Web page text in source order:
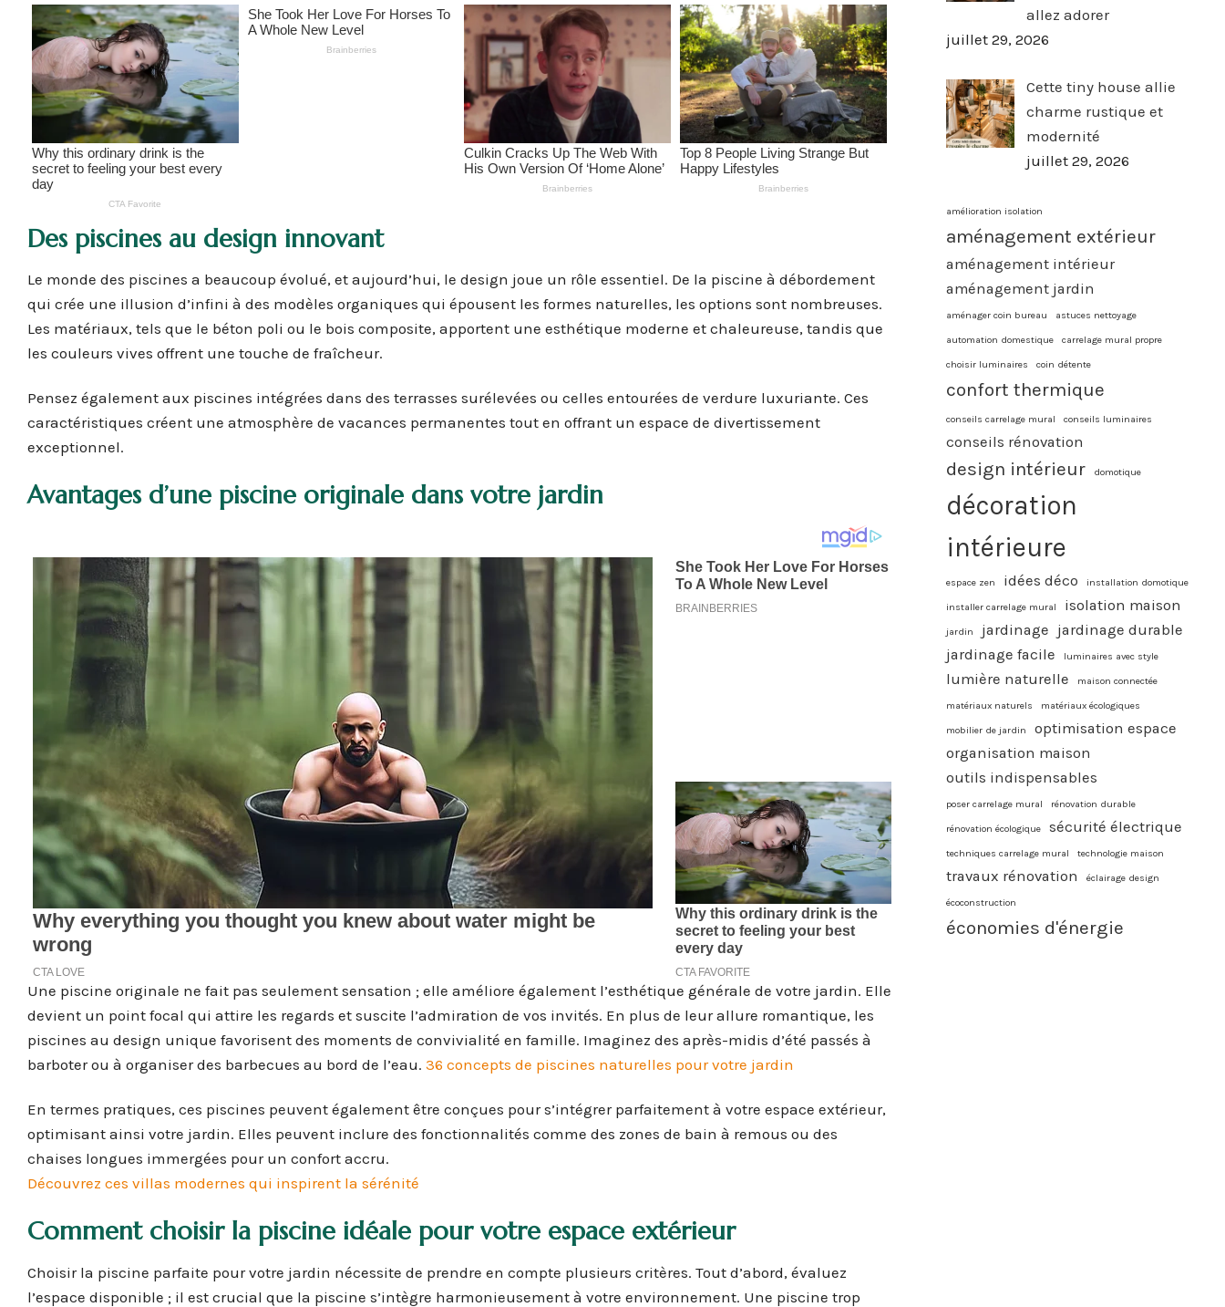
Des piscines au design innovant
Le monde des piscines a beaucoup évolué, et aujourd’hui, le design joue un rôle essentiel. De la piscine à débordement
qui crée une illusion d’infini à des modèles organiques qui épousent les formes naturelles, les options sont nombreuses.
Les matériaux, tels que le béton poli ou le bois composite, apportent une esthétique moderne et chaleureuse, tandis que
les couleurs vives offrent une touche de fraîcheur.
Pensez également aux piscines intégrées dans des terrasses surélevées ou celles entourées de verdure luxuriante. Ces
caractéristiques créent une atmosphère de vacances permanentes tout en offrant un espace de divertissement
exceptionnel.
Avantages d’une piscine originale dans votre jardin
Une piscine originale ne fait pas seulement sensation ; elle améliore également l’esthétique générale de votre jardin. Elle
devient un point focal qui attire les regards et suscite l’admiration de vos invités. En plus de leur allure romantique, les
piscines au design unique favorisent des moments de convivialité en famille. Imaginez des après-midis d’été passés à
barboter ou à organiser des barbecues au bord de l’eau. 36 concepts de piscines naturelles pour votre jardin
En termes pratiques, ces piscines peuvent également être conçues pour s’intégrer parfaitement à votre espace extérieur,
optimisant ainsi votre jardin. Elles peuvent inclure des fonctionnalités comme des zones de bain à remous ou des
chaises longues immergées pour un confort accru.
Découvrez ces villas modernes qui inspirent la sérénité
Comment choisir la piscine idéale pour votre espace extérieur
Choisir la piscine parfaite pour votre jardin nécessite de prendre en compte plusieurs critères. Tout d’abord, évaluez
l’espace disponible ; il est crucial que la piscine s’intègre harmonieusement à votre environnement. Une piscine trop
allez adorer
juillet 29, 2026
Cette tiny house allie
charme rustique et
modernité
juillet 29, 2026
amélioration isolation
aménagement extérieur
aménagement intérieur
aménagement jardin
aménager coin bureau astuces nettoyage
automation domestique carrelage mural propre
choisir luminaires coin détente
confort thermique
conseils carrelage mural conseils luminaires
conseils rénovation
design intérieur domotique
décoration
intérieure
espace zen idées déco installation domotique
installer carrelage mural isolation maison
jardin jardinage jardinage durable
jardinage facile
luminaires avec style
lumière naturelle maison connectée
matériaux naturels matériaux écologiques
mobilier de jardin
optimisation espace
organisation maison
outils indispensables
poser carrelage mural rénovation durable
rénovation écologique sécurité électrique
techniques carrelage mural technologie maison
travaux rénovation éclairage design
écoconstruction
économies d'énergie